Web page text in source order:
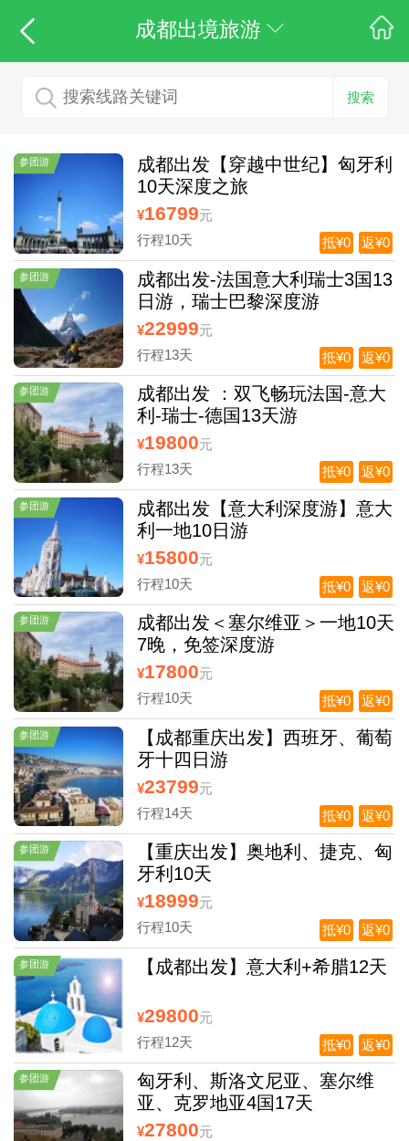
成都出境旅游
搜索
参团游
成都出发【穿越中世纪】匈牙利
10天深度之旅
¥16799元
行程10天
返¥0
抵¥0
参团游
成都出发-法国意大利瑞士3国13
日游，瑞士巴黎深度游
¥22999元
行程13天
返¥0
抵¥0
参团游
成都出发 ：双飞畅玩法国-意大
利-瑞士-德国13天游
¥19800元
行程13天
返¥0
抵¥0
参团游
成都出发【意大利深度游】意大
利一地10日游
¥15800元
行程10天
返¥0
抵¥0
参团游
成都出发＜塞尔维亚＞一地10天
7晚，免签深度游
¥17800元
行程10天
返¥0
抵¥0
参团游
【成都重庆出发】西班牙、葡萄
牙十四日游
¥23799元
行程14天
返¥0
抵¥0
参团游
【重庆出发】奥地利、捷克、匈
牙利10天
¥18999元
行程10天
返¥0
抵¥0
参团游 【成都出发】意大利+希腊12天
¥29800元
行程12天
返¥0
抵¥0
参团游
匈牙利、斯洛文尼亚、塞尔维
亚、克罗地亚4国17天
¥27800元